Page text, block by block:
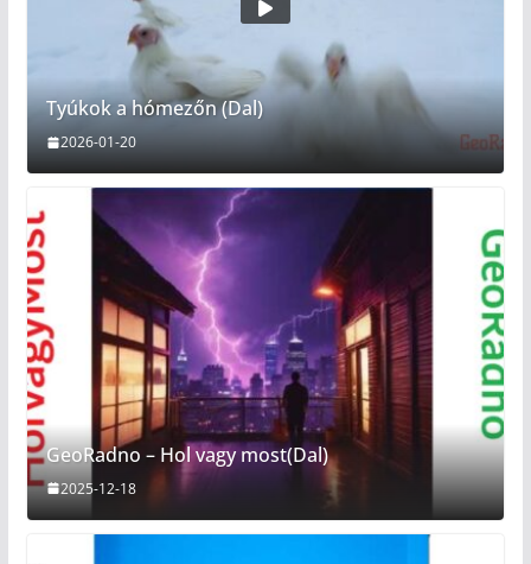
Tyúkok a hómezőn (Dal)
2026-01-20
GeoRadno – Hol vagy most(Dal)
2025-12-18